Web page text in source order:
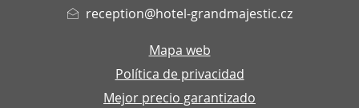
reception@hotel-grandmajestic.cz
Mapa web
Política de privacidad
Mejor precio garantizado